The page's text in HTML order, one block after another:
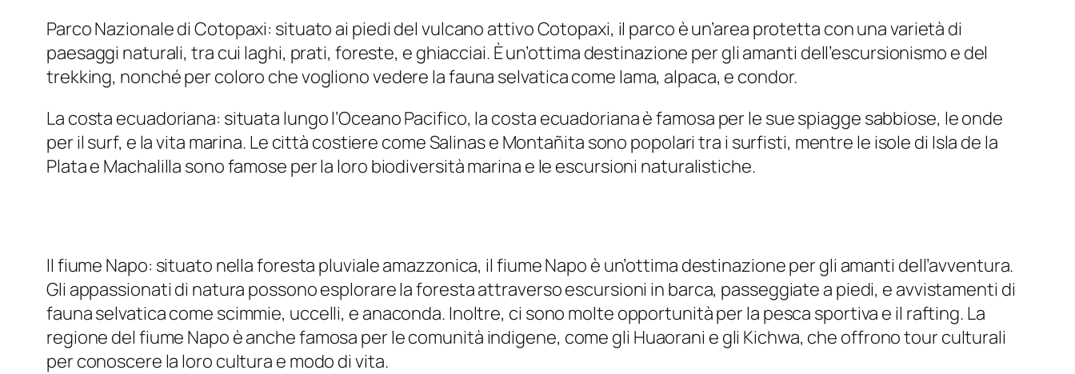
Parco Nazionale di Cotopaxi: situato ai piedi del vulcano attivo Cotopaxi, il parco è un’area protetta con una varietà di
paesaggi naturali, tra cui laghi, prati, foreste, e ghiacciai. È un’ottima destinazione per gli amanti dell’escursionismo e del
trekking, nonché per coloro che vogliono vedere la fauna selvatica come lama, alpaca, e condor.
La costa ecuadoriana: situata lungo l’Oceano Pacifico, la costa ecuadoriana è famosa per le sue spiagge sabbiose, le onde
per il surf, e la vita marina. Le città costiere come Salinas e Montañita sono popolari tra i surfisti, mentre le isole di Isla de la
Plata e Machalilla sono famose per la loro biodiversità marina e le escursioni naturalistiche.
Il fiume Napo: situato nella foresta pluviale amazzonica, il fiume Napo è un’ottima destinazione per gli amanti dell’avventura.
Gli appassionati di natura possono esplorare la foresta attraverso escursioni in barca, passeggiate a piedi, e avvistamenti di
fauna selvatica come scimmie, uccelli, e anaconda. Inoltre, ci sono molte opportunità per la pesca sportiva e il rafting. La
regione del fiume Napo è anche famosa per le comunità indigene, come gli Huaorani e gli Kichwa, che offrono tour culturali
per conoscere la loro cultura e modo di vita.